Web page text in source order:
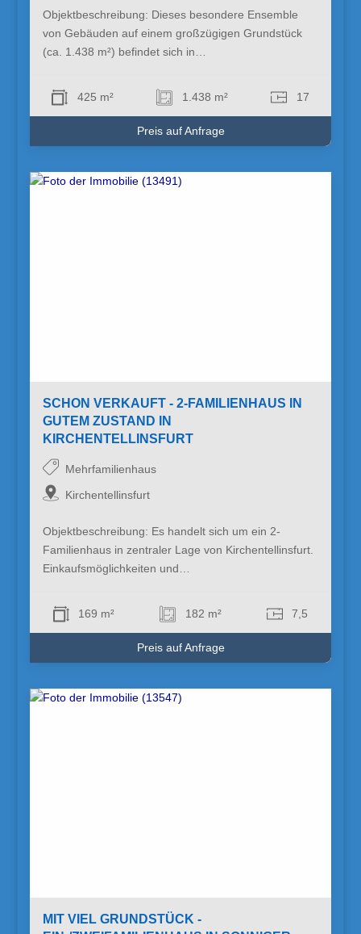
Objektbeschreibung: Dieses besondere Ensemble
von Gebäuden auf einem großzügigen Grundstück
(ca. 1.438 m²) befindet sich in…
425 m² 1.438 m² 17
Preis auf Anfrage
SCHON VERKAUFT - 2-FAMILIENHAUS IN
GUTEM ZUSTAND IN
KIRCHENTELLINSFURT
Mehrfamilienhaus
Kirchentellinsfurt
Objektbeschreibung: Es handelt sich um ein 2-
Familienhaus in zentraler Lage von Kirchentellinsfurt.
Einkaufsmöglichkeiten und…
169 m² 182 m² 7,5
Preis auf Anfrage
MIT VIEL GRUNDSTÜCK -